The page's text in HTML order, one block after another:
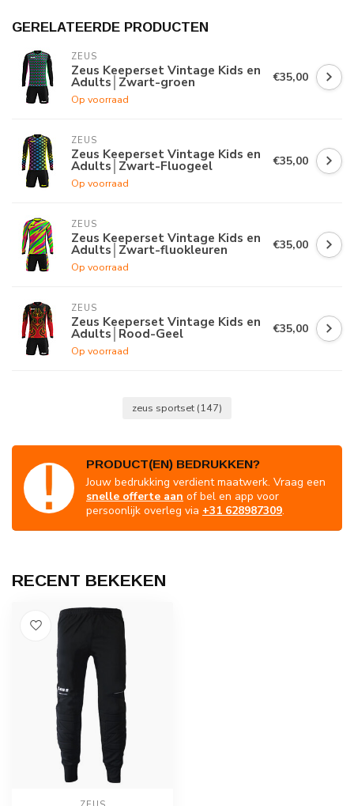
GERELATEERDE PRODUCTEN
ZEUS
Zeus Keeperset Vintage Kids en
Adults│Zwart-groen
Op voorraad
€35,00
ZEUS
Zeus Keeperset Vintage Kids en
Adults│Zwart-Fluogeel
Op voorraad
€35,00
ZEUS
Zeus Keeperset Vintage Kids en
Adults│Zwart-fluokleuren
Op voorraad
€35,00
ZEUS
Zeus Keeperset Vintage Kids en
Adults│Rood-Geel
Op voorraad
€35,00
zeus sportset (147)
PRODUCT(EN) BEDRUKKEN?
Jouw bedrukking verdient maatwerk. Vraag een
snelle offerte aan of bel en app voor
persoonlijk overleg via +31 628987309.
RECENT BEKEKEN